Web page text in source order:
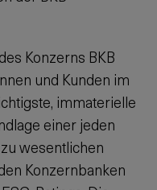
Konzerns BKB
und Kunden im
immaterielle
einer jeden
wesentlichen
Konzernbanken